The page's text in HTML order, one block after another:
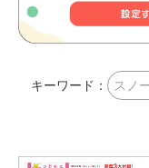
キーワード： スノ